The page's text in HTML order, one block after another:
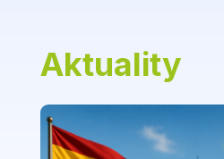
Aktuality